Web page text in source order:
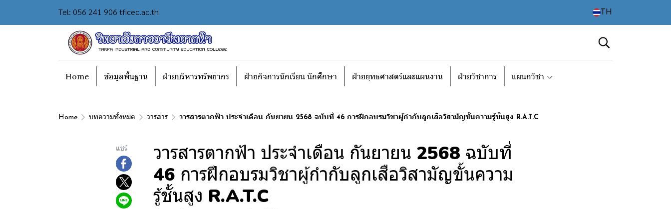
Tel: 056 241 906 tficec.ac.th TH
Home ข้อมูลพื้นฐาน ฝ่ายบริหารทรัพยากร ฝ่ายกิจการนักเรียน นักศึกษา ฝ่ายยุทธศาสตร์และแผนงาน ฝ่ายวิชาการ แผนกวิชา
Home บทความทั้งหมด วารสาร วารสารตากฟ้า ประจำเดือน กันยายน 2568 ฉบับที่ 46 การฝึกอบรมวิชาผู้กำกับลูกเสือวิสามัญขั้นความรู้ชั้นสูง R.A.T.C
แชร์
วารสารตากฟ้า ประจำเดือน กันยายน 2568 ฉบับที่
46 การฝึกอบรมวิชาผู้กำกับลูกเสือวิสามัญขั้นความ
รู้ชั้นสูง R.A.T.C